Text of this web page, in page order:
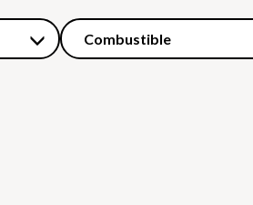
Combustible